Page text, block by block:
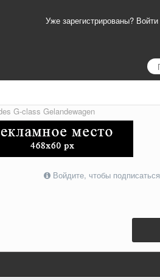
Уже зарегистрированы? Войти
G-class Gelandewagen
Войдите, чтобы подписаться